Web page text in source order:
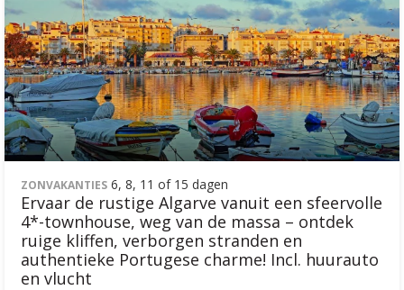
ZONVAKANTIES 6, 8, 11 of 15 dagen
Ervaar de rustige Algarve vanuit een sfeervolle
4*-townhouse, weg van de massa – ontdek
ruige kliffen, verborgen stranden en
authentieke Portugese charme! Incl. huurauto
en vlucht